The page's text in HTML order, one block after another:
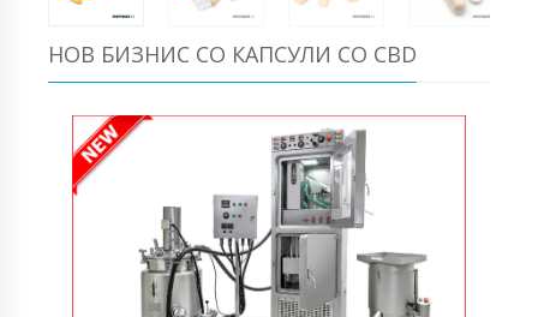
НОВ БИЗНИС СО КАПСУЛИ СО CBD